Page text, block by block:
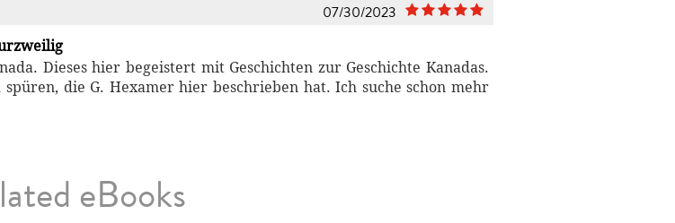
07/30/2023
Dieses hier begeistert mit Geschichten zur Geschichte Kanadas.
die G. Hexamer hier beschrieben hat. Ich suche schon mehr
eBooks